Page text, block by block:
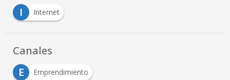
I Internet
Canales
E
Emprendimiento